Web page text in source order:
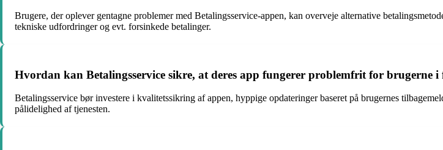
Brugere, der oplever gentagne problemer med Betalingsservice-appen, kan overveje alternative
tekniske udfordringer og evt. forsinkede betalinger.
Hvordan kan Betalingsservice sikre, at deres app fungerer problemfrit for brugerne i
Betalingsservice bør investere i kvalitetssikring af appen, hyppige opdateringer baseret på brugernes
pålidelighed af tjenesten.